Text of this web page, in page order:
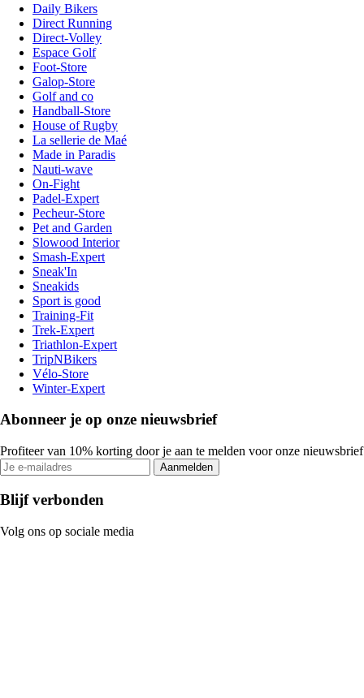
Daily Bikers
Direct Running
Direct-Volley
Espace Golf
Foot-Store
Galop-Store
Golf and co
Handball-Store
House of Rugby
La sellerie de Maé
Made in Paradis
Nauti-wave
On-Fight
Padel-Expert
Pecheur-Store
Pet and Garden
Slowood Interior
Smash-Expert
Sneak'In
Sneakids
Sport is good
Training-Fit
Trek-Expert
Triathlon-Expert
TripNBikers
Vélo-Store
Winter-Expert
Abonneer je op onze nieuwsbrief
Profiteer van 10% korting door je aan te melden voor onze nieuwsbrief
Aanmelden
Blijf verbonden
Volg ons op sociale media